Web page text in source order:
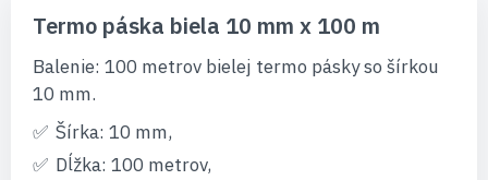
začiatok
galérie
obrázkov
Termo páska biela 10 mm x 100 m
Balenie: 100 metrov bielej termo pásky so šírkou
10 mm.
Šírka: 10 mm,
Dĺžka: 100 metrov,